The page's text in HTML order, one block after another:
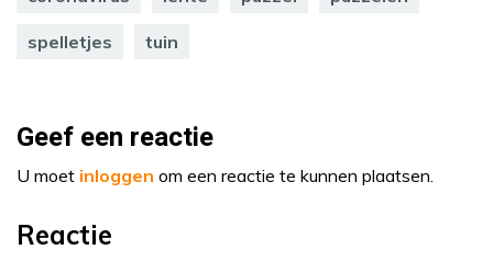
spelletjes tuin
Geef een reactie
U moet inloggen om een reactie te kunnen plaatsen.
Reactie